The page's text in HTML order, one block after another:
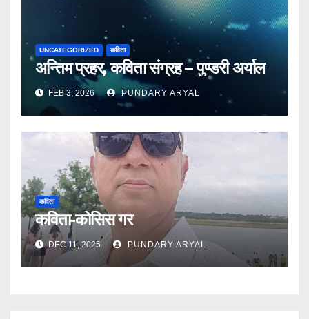
UNCATEGORIZED कविता
अन्तिम प्रहर, कविता संग्रह – पुण्डरी अर्याल
FEB 3, 2026 PUNDARY ARYAL
कविता
कविता-कोसिस गर
DEC 11, 2025 PUNDARY ARYAL